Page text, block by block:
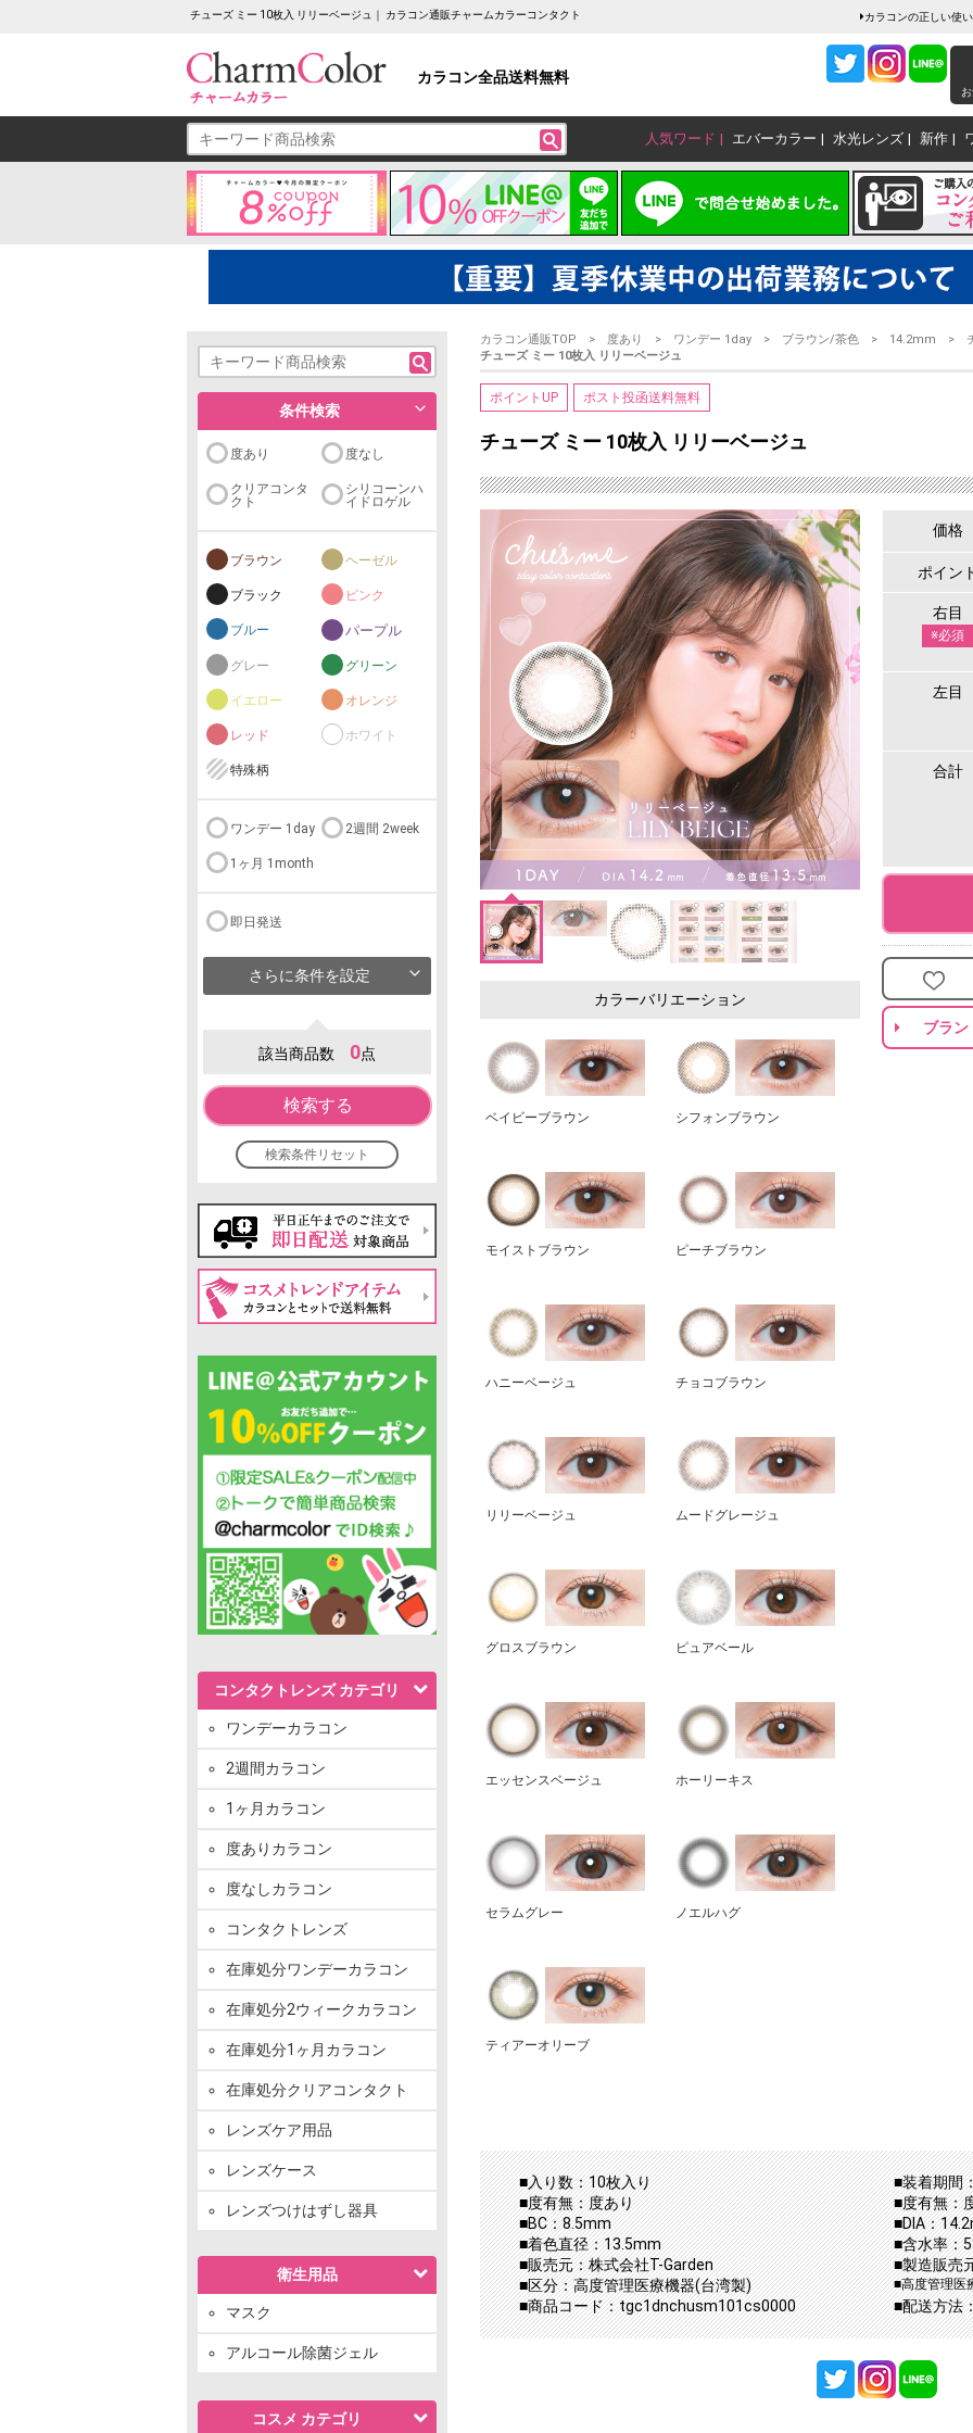
チューズ ミー 10枚入 リリーベージュ｜ カラコン通販チャームカラーコンタクト カラコンの正しい使
カラコン全品送料無料
人気ワード エバーカラー 水光レンズ 新作
条件検索
度あり 度なし
クリアコンタ
クト
シリコーンハ
イドロゲル
ブラウン ヘーゼル
ブラック ピンク
ブルー パープル
グレー グリーン
イエロー オレンジ
レッド ホワイト
特殊柄
ワンデー 1day 2週間 2week
1ヶ月 1month
即日発送
さらに条件を設定
該当商品数 0点
検索する
検索条件リセット
コンタクトレンズ カテゴリ
ワンデーカラコン
2週間カラコン
1ヶ月カラコン
度ありカラコン
度なしカラコン
コンタクトレンズ
在庫処分ワンデーカラコン
在庫処分2ウィークカラコン
在庫処分1ヶ月カラコン
在庫処分クリアコンタクト
レンズケア用品
レンズケース
レンズつけはずし器具
衛生用品
マスク
アルコール除菌ジェル
コスメ カテゴリ
カラコン通販TOP 度あり ワンデー 1day ブラウン/茶色 14.2mm
チューズ ミー 10枚入 リリーベージュ
ポイントUP ポスト投函送料無料
チューズ ミー 10枚入 リリーベージュ
カラーバリエーション
ベイビーブラウン シフォンブラウン
モイストブラウン ピーチブラウン
ハニーベージュ チョコブラウン
リリーベージュ ムードグレージュ
グロスブラウン ピュアベール
エッセンスベージュ ホーリーキス
セラムグレー ノエルハグ
ティアーオリーブ
価格
ポイン
右目
※必須
左目
合計
ブラン
■入り数：10枚入り
■装着期間
■度有無：度あり
■度有無：
■BC：8.5mm
■DIA：
■着色直径：13.5mm
■含水率：
■販売元：株式会社T-Garden
■製造販売
■区分：高度管理医療機器(台湾製)
■高度管理医
■商品コード：tgc1dnchusm101cs0000 ■配送方法